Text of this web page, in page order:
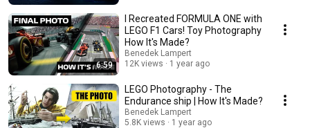
6:59
I Recreated FORMULA ONE with
LEGO F1 Cars! Toy Photography
How It's Made?
Benedek Lampert
12K views
1 year ago
LEGO Photography - The
Endurance ship | How It's Made?
Benedek Lampert
5.8K views
1 year ago